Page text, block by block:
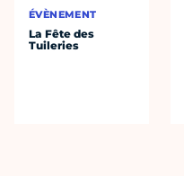
ÉVÈNEMENT
La Fête des
Tuileries